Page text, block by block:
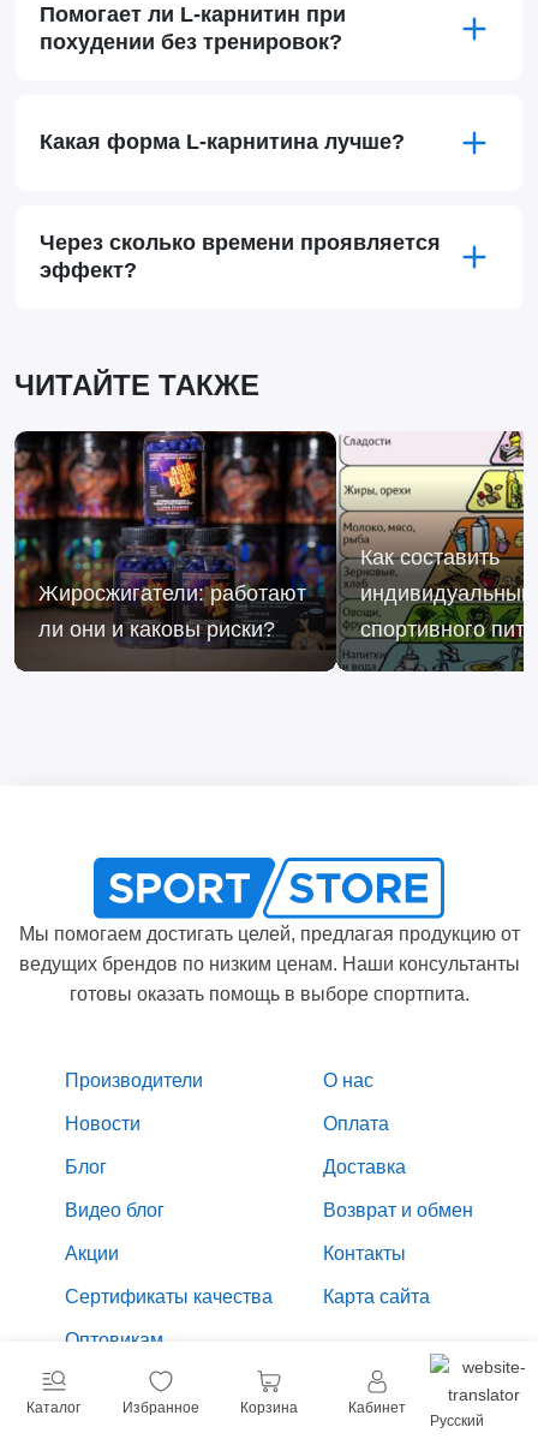
Помогает ли L-карнитин при
похудении без тренировок?
Какая форма L-карнитина лучше?
Через сколько времени проявляется
эффект?
ЧИТАЙТЕ ТАКЖЕ
Жиросжигатели: работают
ли они и каковы риски?
Как составить
индивидуальный
спортивного
Мы помогаем достигать целей, предлагая продукцию от
ведущих брендов по низким ценам. Наши консультанты
готовы оказать помощь в выборе спортпита.
Производители
Новости
Блог
Видео блог
Акции
Сертификаты качества
Оптовикам
Редакция сайта
О нас
Оплата
Доставка
Возврат и обмен
Контакты
Карта сайта
Каталог Избранное Корзина Кабинет
Русский